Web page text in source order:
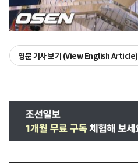
영문 기사 보기 (View English Article)